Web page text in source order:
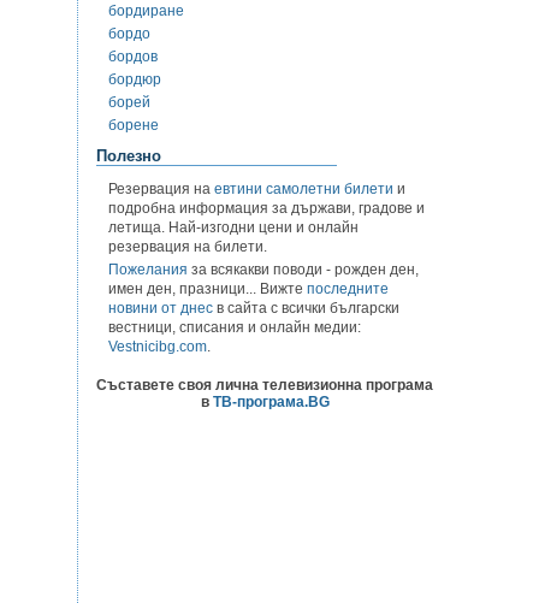
бордиране
бордо
бордов
бордюр
борей
борене
Полезно
Резервация на евтини самолетни билети и
подробна информация за държави, градове и
летища. Най-изгодни цени и онлайн
резервация на билети.
Пожелания за всякакви поводи - рожден ден,
имен ден, празници... Вижте последните
новини от днес в сайта с всички български
вестници, списания и онлайн медии:
Vestnicibg.com.
Съставете своя лична телевизионна програма
в ТВ-програма.BG